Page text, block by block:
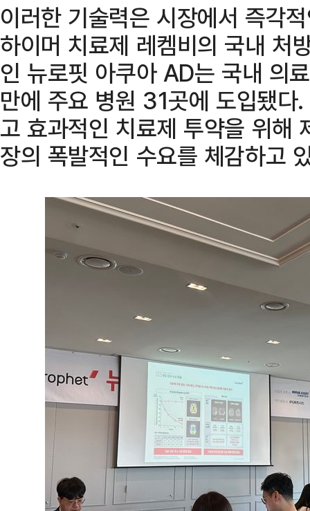
이러한 기술력은 시장에서 즉각
하이머 치료제 레켐비의 국내 처
인 뉴로핏 아쿠아 AD는 국내 의
만에 주요 병원 31곳에 도입됐다
고 효과적인 치료제 투약을 위해
장의 폭발적인 수요를 체감하고